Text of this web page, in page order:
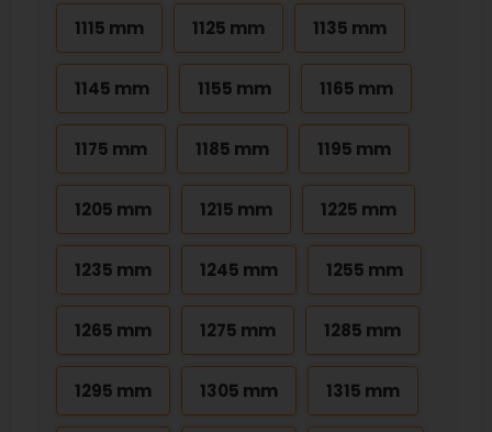
1115 mm 1125 mm 1135 mm
1145 mm 1155 mm 1165 mm
1175 mm 1185 mm 1195 mm
1205 mm 1215 mm 1225 mm
1235 mm 1245 mm 1255 mm
1265 mm 1275 mm 1285 mm
1295 mm 1305 mm 1315 mm